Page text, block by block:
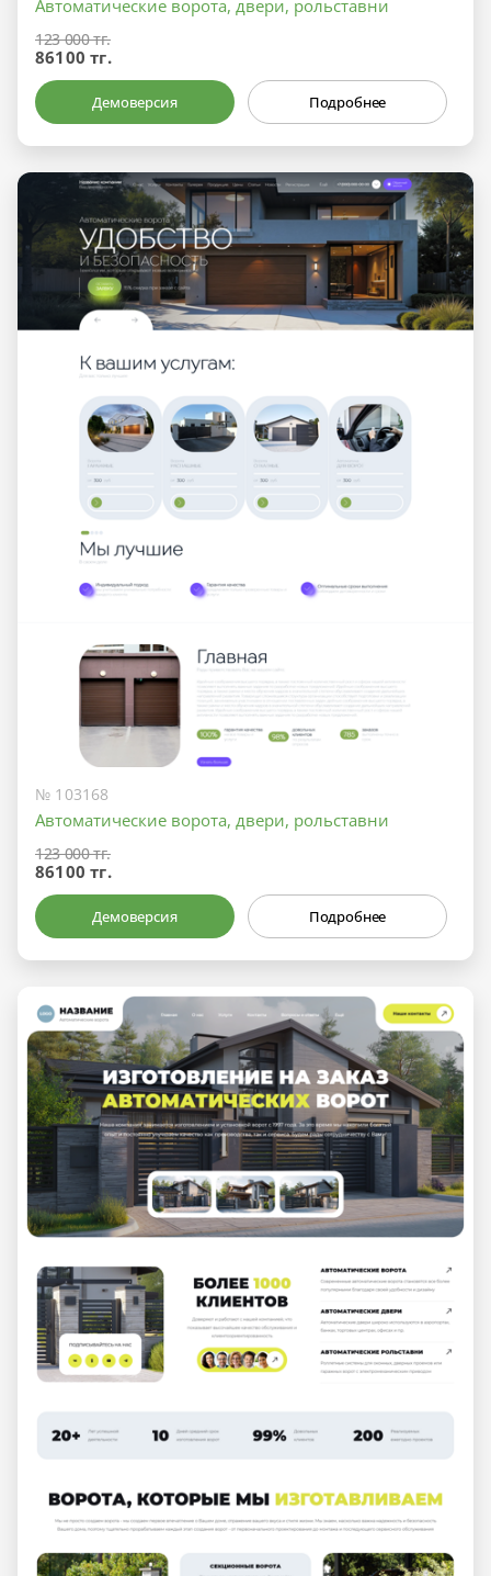
Автоматические ворота, двери, рольставни
123 000 тг.
86100 тг.
Демоверсия Подробнее
№ 103168
Автоматические ворота, двери, рольставни
123 000 тг.
86100 тг.
Демоверсия Подробнее